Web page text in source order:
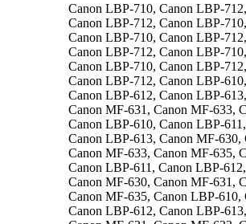
Canon LBP-710, Canon LBP-
Canon LBP-712, Canon LBP-
Canon LBP-710, Canon LBP-
Canon LBP-712, Canon LBP-
Canon LBP-710, Canon LBP-
Canon LBP-712, Canon LBP-
Canon LBP-612, Canon LBP-
Canon MF-631, Canon MF-633,
Canon LBP-610, Canon LBP-
Canon LBP-613, Canon MF-630,
Canon MF-633, Canon MF-635,
Canon LBP-611, Canon LBP-
Canon MF-630, Canon MF-631,
Canon MF-635, Canon LBP-610,
Canon LBP-612, Canon LBP-